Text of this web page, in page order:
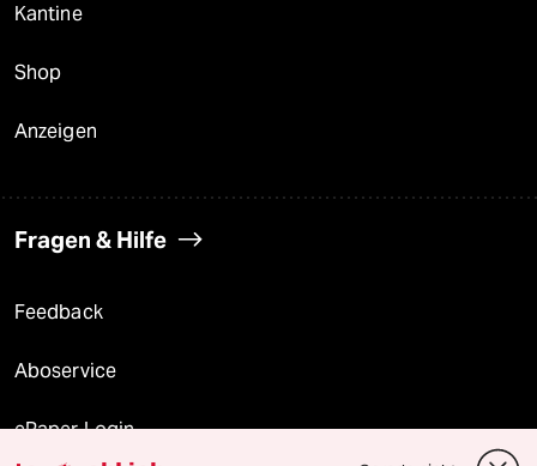
Kantine
Shop
Anzeigen
Fragen & Hilfe
Feedback
Aboservice
ePaper Login